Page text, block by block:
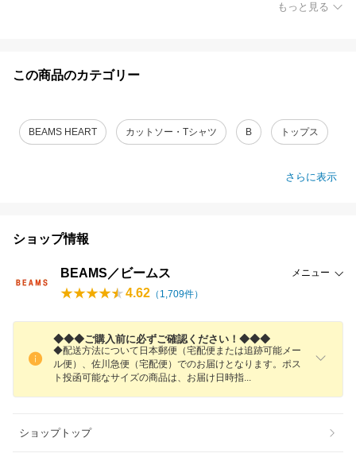
もっと見る
この商品のカテゴリー
BEAMS HEART カットソー・Tシャツ B トップス
さらに表示
ショップ情報
BEAMS／ビームス メニュー
4.62 （ 1,709件）
◆◆◆ご購入前に必ずご確認ください！◆◆◆
◆配送方法について日本郵便（宅配便または追跡可能メー
ル便）、佐川急便（宅配便）でのお届けとなります。ポス
ト投函可能なサイズの商品は、お届け日時指
ショップトップ